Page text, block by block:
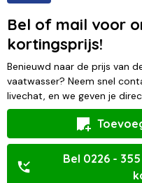
Bel of mail voor
kortingsprijs!
Benieuwd naar de prijs van
vaatwasser? Neem snel
livechat, en we geven je
Bel 0226 -